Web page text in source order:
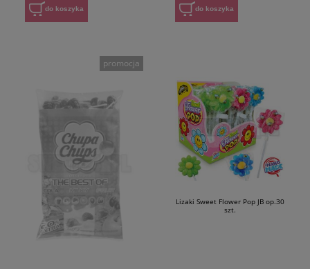
do koszyka do koszyka
promocja
Lizaki Sweet Flower Pop JB op.30
szt.